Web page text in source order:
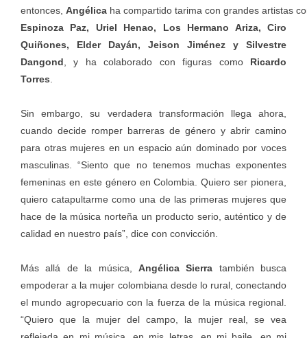
entonces, Angélica ha compartido tarima con grandes artistas
Espinoza Paz, Uriel Henao, Los Hermano Ariza, Ciro
Quiñones, Elder Dayán, Jeison Jiménez y Silvestre
Dangond, y ha colaborado con figuras como Ricardo
Torres.
Sin embargo, su verdadera transformación llega ahora,
cuando decide romper barreras de género y abrir camino
para otras mujeres en un espacio aún dominado por voces
masculinas. “Siento que no tenemos muchas exponentes
femeninas en este género en Colombia. Quiero ser pionera,
quiero catapultarme como una de las primeras mujeres que
hace de la música norteña un producto serio, auténtico y de
calidad en nuestro país”, dice con convicción.
Más allá de la música, Angélica Sierra también busca
empoderar a la mujer colombiana desde lo rural, conectando
el mundo agropecuario con la fuerza de la música regional.
“Quiero que la mujer del campo, la mujer real, se vea